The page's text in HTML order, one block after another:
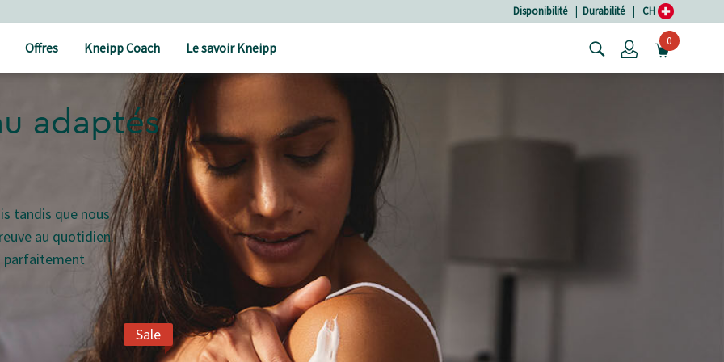
Disponibilité | Durabilité | CH
Offres Kneipp Coach Le savoir Kneipp Login0
adaptés
tandis que nous
au quotidien.
parfaitement
Sale